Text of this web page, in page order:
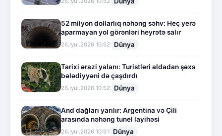
52 milyon dollarlıq nəhəng səhv: Heç yerə
aparmayan yol görənləri heyrətə salır
26.İyul.2026 10:52 Dünya
Tarixi ərazi yalanı: Turistləri aldadan şəxs
bələdiyyəni də çaşdırdı
26.İyul.2026 10:52 Dünya
And dağları yarılır: Argentina və Çili
arasında nəhəng tunel layihəsi
26.İyul.2026 10:51 Dünya